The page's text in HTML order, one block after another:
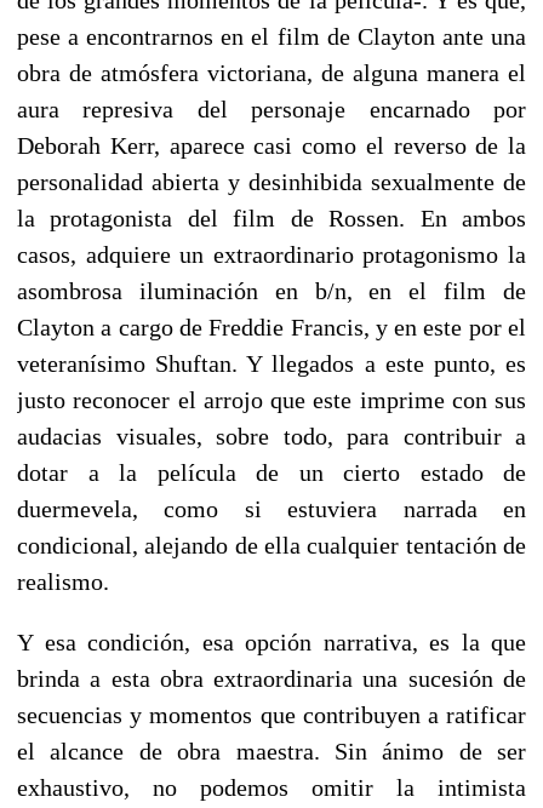
pese a encontrarnos en el film de Clayton ante una
obra de atmósfera victoriana, de alguna manera el
aura represiva del personaje encarnado por
Deborah Kerr, aparece casi como el reverso de la
personalidad abierta y desinhibida sexualmente de
la protagonista del film de Rossen. En ambos
casos, adquiere un extraordinario protagonismo la
asombrosa iluminación en b/n, en el film de
Clayton a cargo de Freddie Francis, y en este por el
veteranísimo Shuftan. Y llegados a este punto, es
justo reconocer el arrojo que este imprime con sus
audacias visuales, sobre todo, para contribuir a
dotar a la película de un cierto estado de
duermevela, como si estuviera narrada en
condicional, alejando de ella cualquier tentación de
realismo.
Y esa condición, esa opción narrativa, es la que
brinda a esta obra extraordinaria una sucesión de
secuencias y momentos que contribuyen a ratificar
el alcance de obra maestra. Sin ánimo de ser
exhaustivo, no podemos omitir la intimista